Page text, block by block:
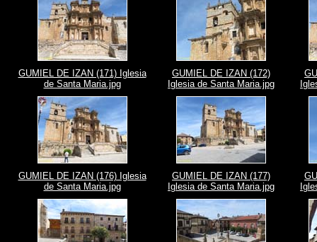
GUMIEL DE IZAN (171) Iglesia
de Santa Maria.jpg
GUMIEL DE IZAN (172)
Iglesia de Santa Maria.jpg
GUMIEL DE IZAN (176) Iglesia
de Santa Maria.jpg
GUMIEL DE IZAN (177)
Iglesia de Santa Maria.jpg